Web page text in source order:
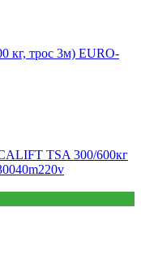
кг, трос 3м) EURO-